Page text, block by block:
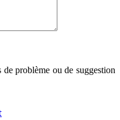
de problème ou de suggestion